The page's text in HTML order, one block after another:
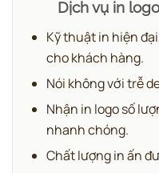
Dịch vụ in
Kỹ thuật in hiện
cho khách hàng.
Nói không với trễ
Nhận in logo số
nhanh chóng.
Chất lượng in ấn